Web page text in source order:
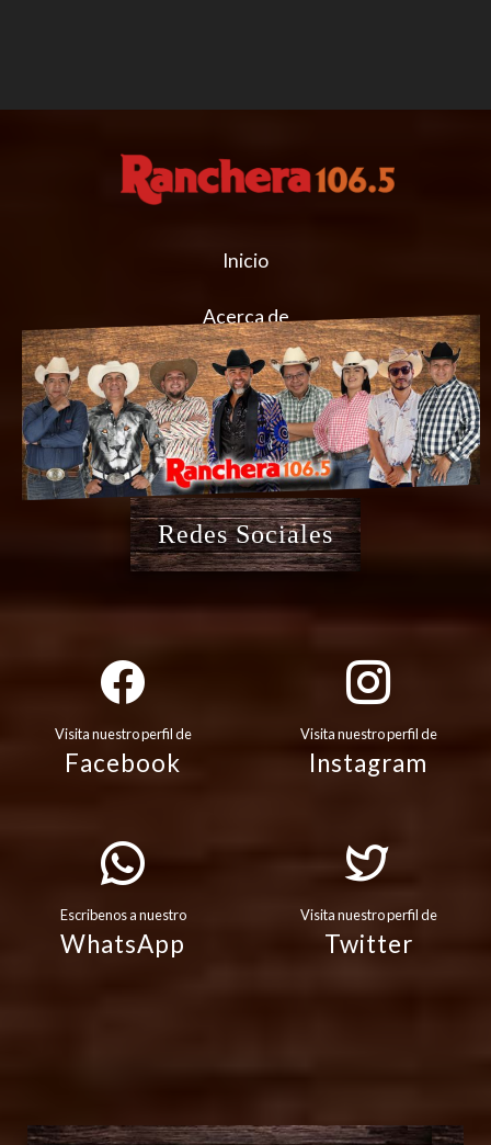
Inicio
Acerca de
Redes Sociales
Visita nuestro perfil de
Facebook
Visita nuestro perfil de
Instagram
Escribenos a nuestro
WhatsApp
Visita nuestro perfil de
Twitter